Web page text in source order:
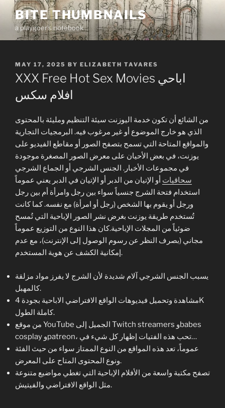
Skip
content
BITE THUMBNAILS
a playgoer's notebook
POSTED
ON
MAY 17, 2025 BY ELIZABETH TAVARES
XXX Free Hot Sex Movies اباحي
من الشائع أن تكون خدمة اليوزنت سيئة التنظيم ومليئة بالمحتوى
الذي هو خارج الموضوع أو غير مرغوب فيه. البرمجيات التجارية
والمواقع المتاحة التي تسمح بتصفح الصور أو مقاطع الفيديو على
يوزنت، في بعض الأحيان على معرض الصور المصغرة موجودة
في مجموعات الأخبار. الجنس الشرجي أو الجماع الشرجي
سحاقيات أو الإتيان من الدبر أو الإتيان في الدبر يعني عموماً
استخدام فتحة الشرج جنسياً سواء بين رجل وامرأة أم بين رجل
ورجل أو يقوم بها الشخص (رجل أو امرأة) مع نفسه. كما كانت
تُستخدم طريقة يوزنت بغرض نشر الصور الإباحية التي تُمسح
ضوئياً من المجلات الإباحية.كان هذا النوع من التوزيع عموماً
مجاني (بصرف النظر عن رسوم الوصول إلى الإنترنت)، مع عدم
إمكانية الكشف عن هوية المستخدم.
يسبب الجنس الشرجي آلام شديدة لأن الشرج لا يفرز مواد مزلقة
كالمهبل.
مشاهدة وتحميل فيديوهات الواقع الافتراضي الاباحية بجودة 4K
كاملة الطول.
من موقع YouTube الجميل إلى Twitch streamers وbabes
cosplay وpatreon، تحب هذه الفتيات إظهار كل شيء في…
عموماً، تعد هذه المواقع من النوع الممتاز سواء من حيث الفئة
ونوع المحتوى المتاح على المعرض.
تصفح مكتبة واسعة من الأفلام الإباحية التي تغطي مواضيع متنوعة
مثل الواقع الافتراضي والفيتيش.